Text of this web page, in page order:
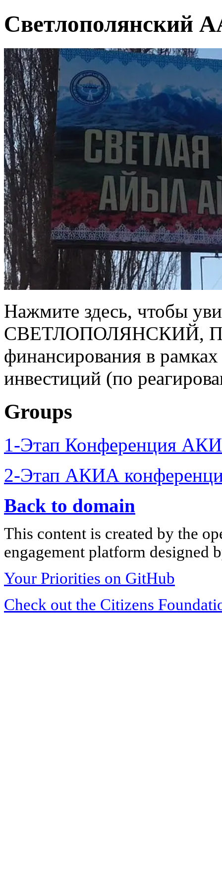
Светлополянский
Нажмите здесь, чтобы
СВЕТЛОПОЛЯНСКИЙ,
финансирования в рамках
инвестиций (по
Groups
1-Этап Конференция
2-Этап АКИА
Back to domain
This content is created by the
engagement platform designed
Your Priorities on GitHub
Check out the Citizens